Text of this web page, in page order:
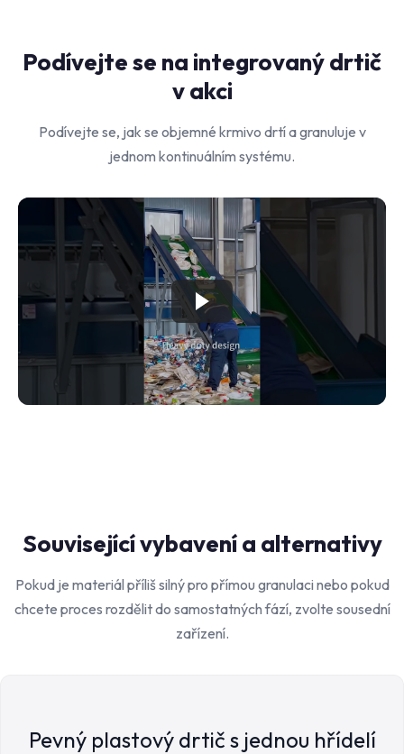
Podívejte se na integrovaný drtič
v akci
Podívejte se, jak se objemné krmivo drtí a granuluje v
jednom kontinuálním systému.
Související vybavení a alternativy
Pokud je materiál příliš silný pro přímou granulaci nebo pokud
chcete proces rozdělit do samostatných fází, zvolte sousední
zařízení.
Pevný plastový drtič s jednou hřídelí